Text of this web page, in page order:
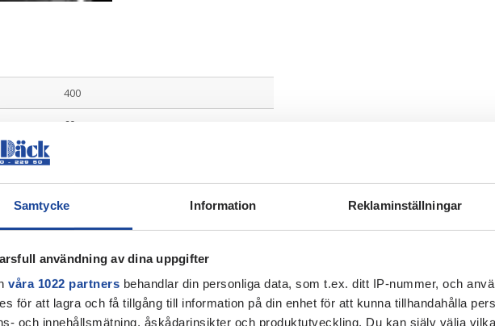
Samtycke Information Reklaminställningar
användning av dina uppgifter
våra 1022 partners behandlar din personliga data, som t.ex. ditt IP-nummer, och
för att lagra och få tillgång till information på din enhet för att kunna tillhandahålla
och innehållsmätning, åskådarinsikter och produktutveckling. Du kan själv välja
400
60
14
Hålning: Nav 161mm/Bultcirkel 205mm/6-
bult ET-15